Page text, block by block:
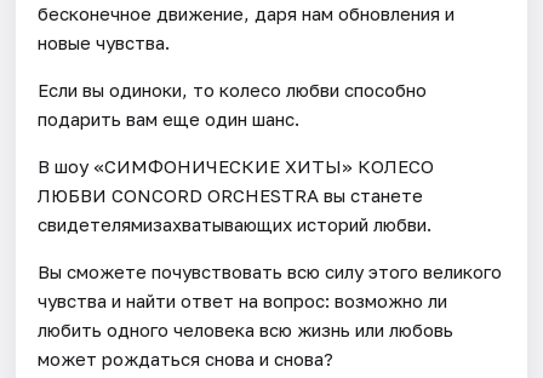
бесконечное движение, даря нам обновления и
новые чувства.
Если вы одиноки, то колесо любви способно
подарить вам еще один шанс.
В шоу «СИМФОНИЧЕСКИЕ ХИТЫ» КОЛЕСО
ЛЮБВИ CONCORD ORCHESTRA вы станете
свидетелямизахватывающих историй любви.
Вы сможете почувствовать всю силу этого великого
чувства и найти ответ на вопрос: возможно ли
любить одного человека всю жизнь или любовь
может рождаться снова и снова?